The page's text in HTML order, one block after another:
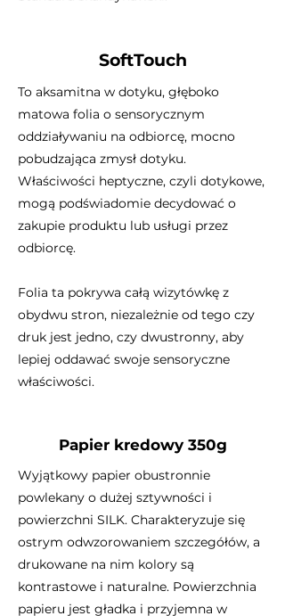
SoftTouch
To aksamitna w dotyku, głęboko
matowa folia o sensorycznym
oddziaływaniu na odbiorcę, mocno
pobudzająca zmysł dotyku.
Właściwości heptyczne, czyli dotykowe,
mogą podświadomie decydować o
zakupie produktu lub usługi przez
odbiorcę.
Folia ta pokrywa całą wizytówkę z
obydwu stron, niezależnie od tego czy
druk jest jedno, czy dwustronny, aby
lepiej oddawać swoje sensoryczne
właściwości.
Papier kredowy 350g
Wyjątkowy papier obustronnie
powlekany o dużej sztywności i
powierzchni SILK. Charakteryzuje się
ostrym odwzorowaniem szczegółów, a
drukowane na nim kolory są
kontrastowe i naturalne. Powierzchnia
papieru jest gładka i przyjemna w